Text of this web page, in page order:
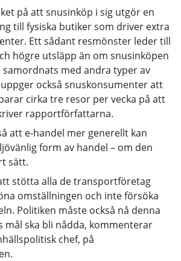
på att snusinköp i sig utgör en
till fysiska butiker som driver extra
Ett sådant resmönster leder till
högre utsläpp än om snusinköpen
samordnats med andra typer av
också snuskonsumenter att
cirka tre resor per vecka på att
rapportförfattarna.
att e-handel mer generellt kan
form av handel – om den
sätt.
stötta alla de transportföretag
omställningen och inte försöka
Politiken måste också nå denna
mål ska bli nådda, kommenterar
chef, på